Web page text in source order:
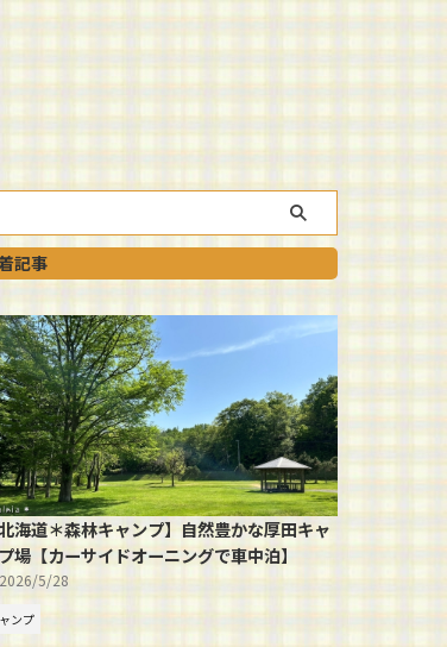
記事
海道＊森林キャンプ】自然豊かな厚田キャ
場【カーサイドオーニングで車中泊】
2026/5/28
ンプ